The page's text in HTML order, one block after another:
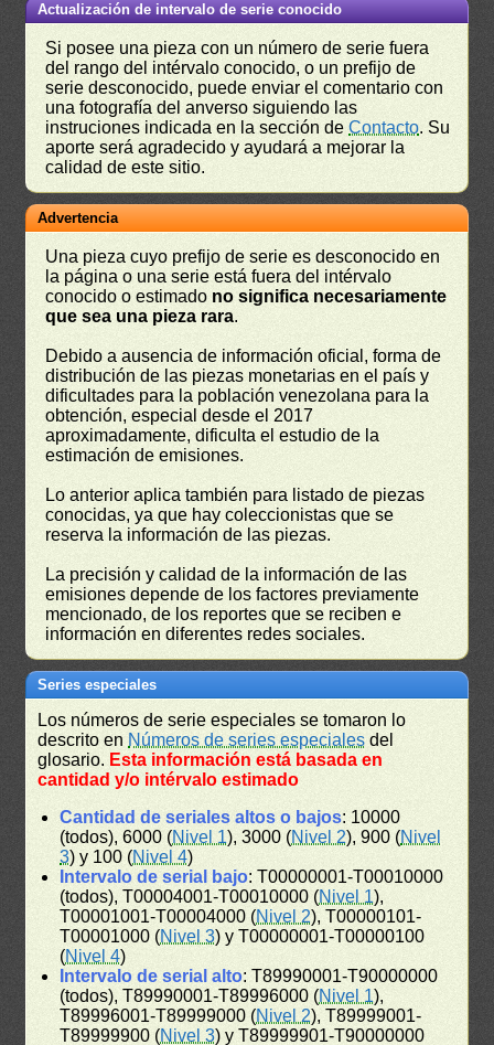
Actualización de intervalo de serie conocido
Si posee una pieza con un número de serie fuera
del rango del intérvalo conocido, o un prefijo de
serie desconocido, puede enviar el comentario con
una fotografía del anverso siguiendo las
instruciones indicada en la sección deContacto. Su
aporte será agradecido y ayudará a mejorar la
calidad de este sitio.
Advertencia
Una pieza cuyo prefijo de serie es desconocido en
la página o una serie está fuera del intérvalo
conocido o estimado no significa necesariamente
que sea una pieza rara.
Debido a ausencia de información oficial, forma de
distribución de las piezas monetarias en el país y
dificultades para la población venezolana para la
obtención, especial desde el 2017
aproximadamente, dificulta el estudio de la
estimación de emisiones.
Lo anterior aplica también para listado de piezas
conocidas, ya que hay coleccionistas que se
reserva la información de las piezas.
La precisión y calidad de la información de las
emisiones depende de los factores previamente
mencionado, de los reportes que se reciben e
información en diferentes redes sociales.
Series especiales
Los números de serie especiales se tomaron lo
descrito en Números de series especiales del
glosario. Esta información está basada en
cantidad y/o intérvalo estimado
Cantidad de seriales altos o bajos: 10000
(todos), 6000 (Nivel 1), 3000 (Nivel 2), 900 (Nivel
3) y 100 (Nivel 4)
Intervalo de serial bajo: T00000001-T00010000
(todos), T00004001-T00010000 (Nivel 1),
T00001001-T00004000 (Nivel 2), T00000101-
T00001000 (Nivel 3) y T00000001-T00000100
(Nivel 4)
Intervalo de serial alto: T89990001-T90000000
(todos), T89990001-T89996000 (Nivel 1),
T89996001-T89999000 (Nivel 2), T89999001-
T89999900 (Nivel 3) y T89999901-T90000000